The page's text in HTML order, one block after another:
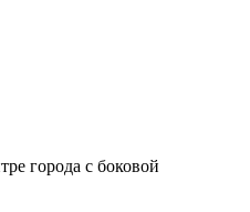
города с боковой